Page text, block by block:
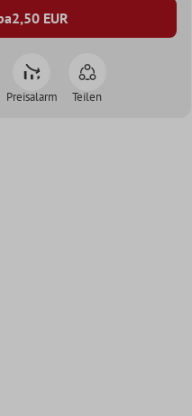
2,50EUR
Preisalarm Teilen